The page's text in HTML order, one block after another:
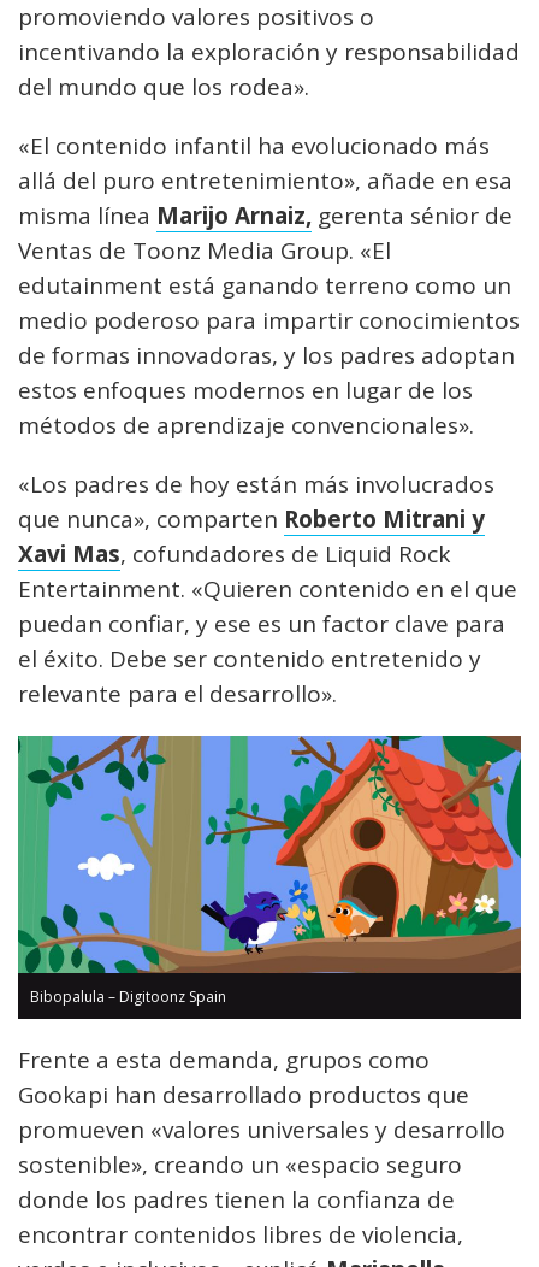
promoviendo valores positivos o
incentivando la exploración y responsabilidad
del mundo que los rodea».
«El contenido infantil ha evolucionado más
allá del puro entretenimiento», añade en esa
misma línea Marijo Arnaiz, gerenta sénior de
Ventas de Toonz Media Group. «El
edutainment está ganando terreno como un
medio poderoso para impartir conocimientos
de formas innovadoras, y los padres adoptan
estos enfoques modernos en lugar de los
métodos de aprendizaje convencionales».
«Los padres de hoy están más involucrados
que nunca», comparten Roberto Mitrani y
Xavi Mas, cofundadores de Liquid Rock
Entertainment. «Quieren contenido en el que
puedan confiar, y ese es un factor clave para
el éxito. Debe ser contenido entretenido y
relevante para el desarrollo».
Bibopalula – Digitoonz Spain
Frente a esta demanda, grupos como
Gookapi han desarrollado productos que
promueven «valores universales y desarrollo
sostenible», creando un «espacio seguro
donde los padres tienen la confianza de
encontrar contenidos libres de violencia,